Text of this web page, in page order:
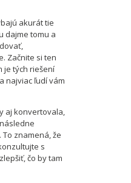
akurát tie
dajme tomu a
Začnite si ten
je tých riešení
najviac ľudí vám
aj konvertovala,
znamená, že
s
čo by tam